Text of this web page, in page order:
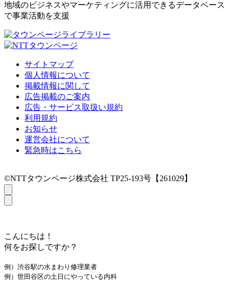
地域のビジネスやマーケティングに活用できるデータベース
で事業活動を支援
サイトマップ
個人情報について
掲載情報に関して
広告掲載のご案内
広告・サービス取扱い規約
利用規約
お知らせ
運営会社について
緊急時はこちら
©NTTタウンページ株式会社 TP25-193号【261029】
こんにちは！
何をお探しですか？
例）渋谷駅の水まわり修理業者
例）世田谷区の土日にやっている内科